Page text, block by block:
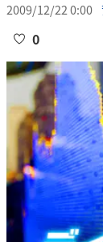
2009/12/22 0:00
0